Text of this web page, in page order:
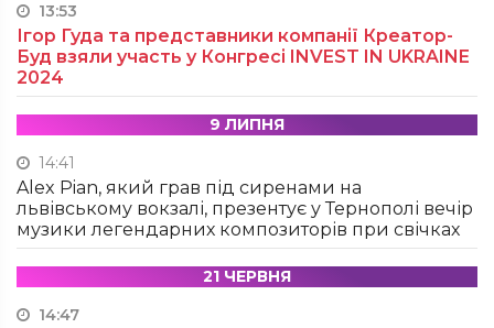
13:53
Ігор Гуда та представники компанії Креатор-
Буд взяли участь у Конгресі INVEST IN UKRAINE
2024
9 ЛИПНЯ
14:41
Alex Pian, який грав під сиренами на
львівському вокзалі, презентує у Тернополі вечір
музики легендарних композиторів при свічках
21 ЧЕРВНЯ
14:47